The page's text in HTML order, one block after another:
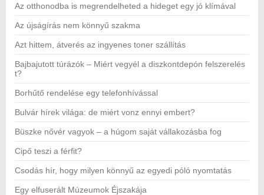
Az otthonodba is megrendelheted a hideget egy jó klímával
Az újságírás nem könnyű szakma
Azt hittem, átverés az ingyenes toner szállítás
Bajbajutott túrázók – Miért vegyél a diszkontdepón felszerelés
t?
Borhűtő rendelése egy telefonhívással
Bulvár hírek világa: de miért vonz ennyi embert?
Büszke nővér vagyok – a húgom saját vállakozásba fog
Cipő teszi a férfit?
Csodás hír, hogy milyen könnyű az egyedi póló nyomtatás
Egy elfuserált Múzeumok Éjszakája